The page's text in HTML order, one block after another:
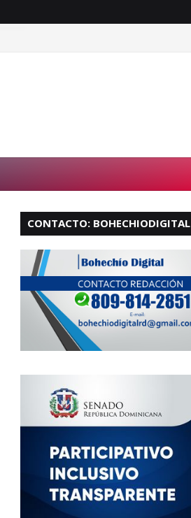
CONTACTO: BOHECHIODIGITAL